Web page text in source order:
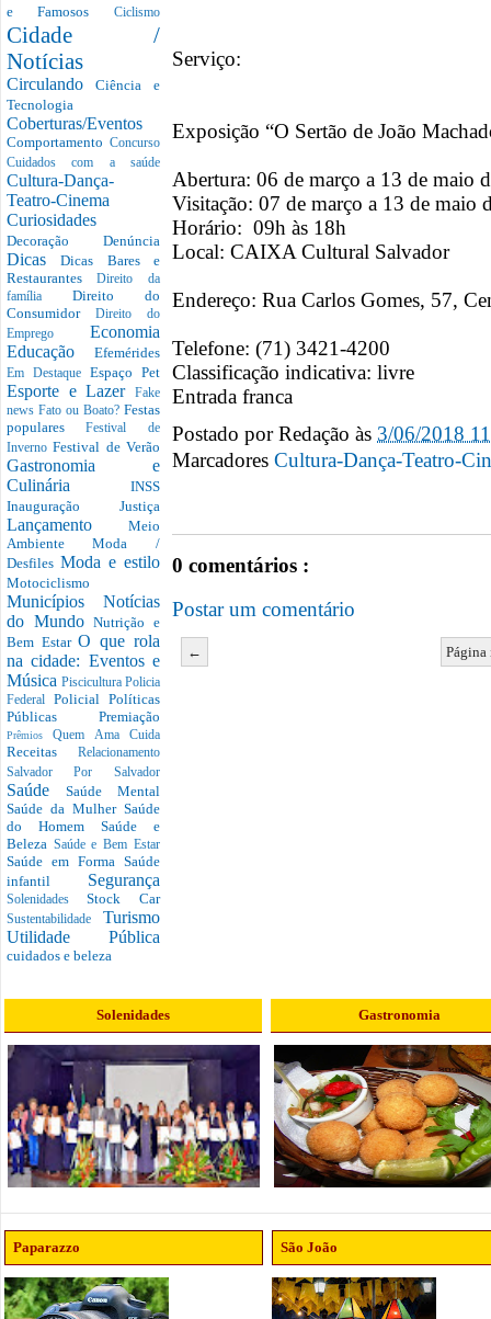
e Famosos Ciclismo
Cidade /
Notícias
CirculandoCiência e
Tecnologia
Coberturas/Eventos
Comportamento Concurso
Cuidados com a saúde
Cultura-Dança-
Teatro-Cinema
Curiosidades
Decoração Denúncia
DicasDicas Bares e
RestaurantesDireito da
família Direito do
Consumidor Direito do
Emprego Economia
Educação Efemérides
Em Destaque Espaço Pet
Esporte e Lazer
Fake
news Fato ou Boato? Festas
popularesFestival de
InvernoFestival de Verão
Gastronomia e
Culinária INSS
Inauguração Justiça
Lançamento Meio
AmbienteModa /
Desfiles Moda e estilo
Motociclismo
Municípios Notícias
do MundoNutrição e
Bem EstarO que rola
na cidade: Eventos e
Música Piscicultura Policia
Federal Policial Políticas
Públicas Premiação
PrêmiosQuem Ama Cuida
Receitas Relacionamento
Salvador Por Salvador
Saúde Saúde Mental
Saúde da Mulher Saúde
do Homem Saúde e
Beleza Saúde e Bem Estar
Saúde em Forma Saúde
infantil Segurança
SolenidadesStock Car
Sustentabilidade Turismo
Utilidade Pública
cuidados e beleza
Serviço:
Exposição “O Sertão de João
Abertura: 06 de março a 13 de maio
Visitação: 07 de março a 13 de maio
Horário: 09h às 18h
Local: CAIXA Cultural Salvador
Endereço: Rua Carlos Gomes, 57,
Telefone: (71) 3421-4200
Classificação indicativa: livre
Entrada franca
Postado porRedação às 3/06/2018
Marcadores Cultura-Dança-Teatro-
0 comentários :
Postar um comentário
←
Solenidades Gastronomia
Paparazzo São João